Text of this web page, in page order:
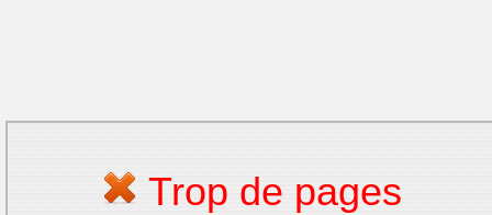
Trop de pages